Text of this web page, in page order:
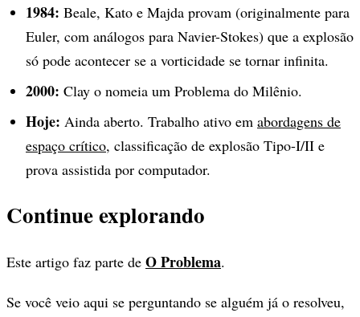
1984: Beale, Kato e Majda provam (originalmente para
Euler, com análogos para Navier-Stokes) que a explosão
só pode acontecer se a vorticidade se tornar infinita.
2000: Clay o nomeia um Problema do Milênio.
Hoje: Ainda aberto. Trabalho ativo em abordagens de
espaço crítico, classificação de explosão Tipo-I/II e
prova assistida por computador.
Continue explorando
Este artigo faz parte de O Problema.
Se você veio aqui se perguntando se alguém já o resolveu,